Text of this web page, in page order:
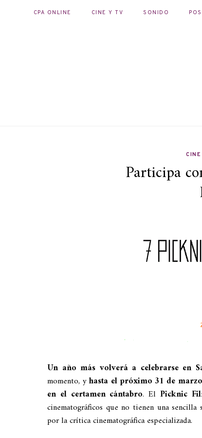
CPA ONLINE CINE Y TV SONIDO
Participa
Un año más volverá a celebrarse en
momento, yhasta el próximo 31 de
en el certamen cántabro. ElPicknic
cinematográficos que no tienen una
por la crítica cinematográfica especializada.